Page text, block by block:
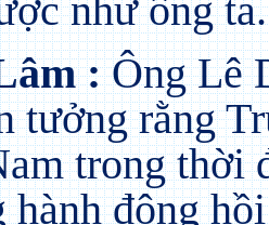
như ông ta.
:Ông Lê
tưởng rằng
trong thời
hành động